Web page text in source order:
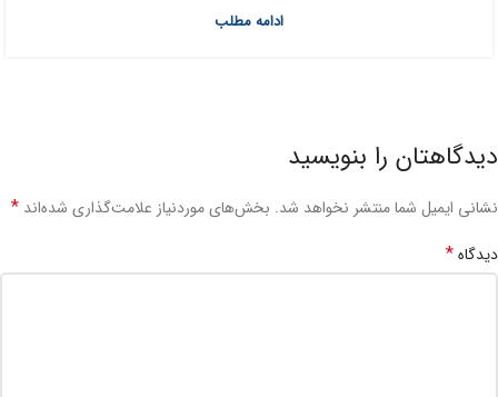
ادامه مطلب
دیدگاهتان را بنویسید
نشانی ایمیل شما منتشر نخواهد شد. بخش‌های موردنیاز علامت‌گذاری شده‌اند *
دیدگاه*